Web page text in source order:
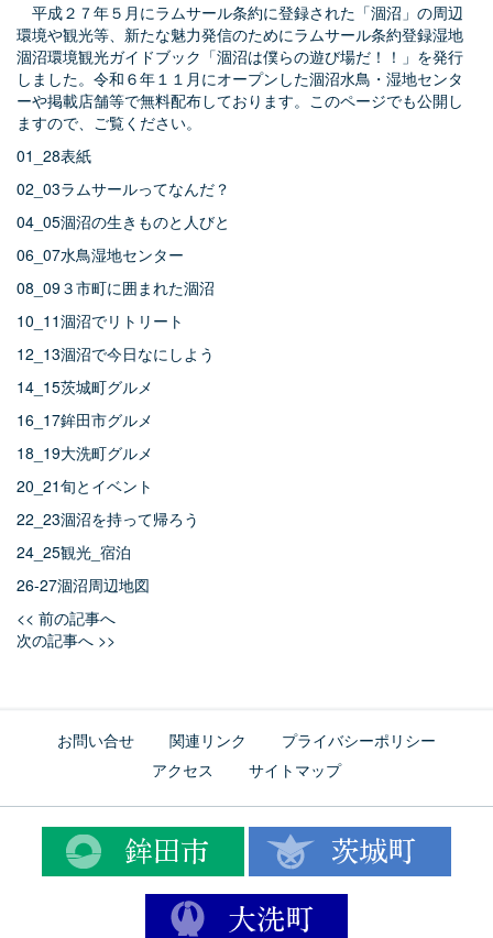
平成２７年５月にラムサール条約に登録された「涸沼」の周辺
環境や観光等、新たな魅力発信のためにラムサール条約登録湿地
涸沼環境観光ガイドブック「涸沼は僕らの遊び場だ！！」を発行
しました。令和６年１１月にオープンした涸沼水鳥・湿地センタ
ーや掲載店舗等で無料配布しております。このページでも公開し
ますので、ご覧ください。
01_28表紙
02_03ラムサールってなんだ？
04_05涸沼の生きものと人びと
06_07水鳥湿地センター
08_09３市町に囲まれた涸沼
10_11涸沼でリトリート
12_13涸沼で今日なにしよう
14_15茨城町グルメ
16_17鉾田市グルメ
18_19大洗町グルメ
20_21旬とイベント
22_23涸沼を持って帰ろう
24_25観光_宿泊
26-27涸沼周辺地図
<< 前の記事へ
次の記事へ >>
お問い合せ 関連リンク
プライバシーポリシー
アクセス
サイトマップ